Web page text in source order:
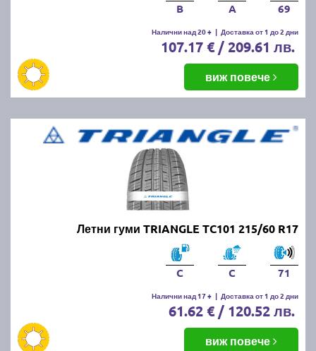
B A 69
Налични над 20 + | Доставка от 1 до 2 дни
107.17 € / 209.61 лв.
виж повече
Летни гуми TRIANGLE TC101 215/60 R17
C C 71
Налични над 17 + | Доставка от 1 до 2 дни
61.62 € / 120.52 лв.
виж повече